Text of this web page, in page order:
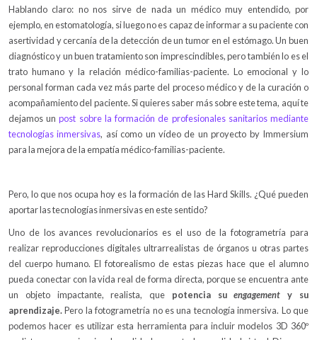
Hablando claro: no nos sirve de nada un médico muy entendido, por
ejemplo, en estomatología, si luego no es capaz de informar a su paciente con
asertividad y cercanía de la detección de un tumor en el estómago. Un buen
diagnóstico y un buen tratamiento son imprescindibles, pero también lo es el
trato humano y la relación médico-familias-paciente. Lo emocional y lo
personal forman cada vez más parte del proceso médico y de la curación o
acompañamiento del paciente. Si quieres saber más sobre este tema, aquí te
dejamos unpost sobre la formación de profesionales sanitarios mediante
tecnologías inmersivas, así como un vídeo de un proyecto by Immersium
para la mejora de la empatía médico-familias-paciente.
Pero, lo que nos ocupa hoy es la formación de las Hard Skills. ¿Qué pueden
aportar las tecnologías inmersivas en este sentido?
Uno de los avances revolucionarios es el uso de la fotogrametría para
realizar reproducciones digitales ultrarrealistas de órganos u otras partes
del cuerpo humano. El fotorealismo de estas piezas hace que el alumno
pueda conectar con la vida real de forma directa, porque se encuentra ante
un objeto impactante, realista, que potencia suengagement y su
aprendizaje.Pero la fotogrametría no es una tecnología inmersiva. Lo que
podemos hacer es utilizar esta herramienta para incluir modelos 3D 360º